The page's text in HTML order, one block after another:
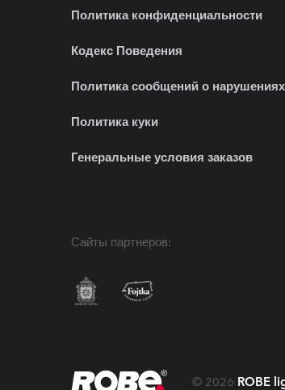
Политика конфиденциальности
Кодекс Поведения
Политика сообщений о нарушениях
Политика куки
Генеральные условия заказов
Сайты партнеров:
© 2026 ROBE